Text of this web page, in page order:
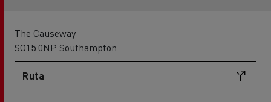
The Causeway
SO15 0NP Southampton
Ruta